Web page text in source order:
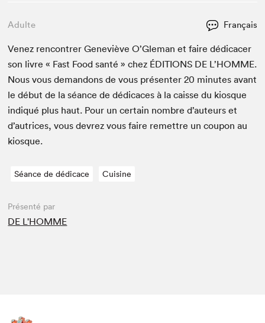
Adulte Français
Venez ren­con­tr­er Geneviève O’Gle­man et faire dédi­cac­er
son livre « Fast Food san­té » chez ÉDI­TIONS DE L’HOMME.
Nous vous deman­dons de vous présen­ter20 min­utes avant
le début de la séance de dédi­caces à la caisse du kiosque
indiqué plus haut. Pour un cer­tain nom­bre d’auteurs et
d’autrices, vous devrez vous faire remet­tre un coupon au
kiosque.
Séance de dédicace Cuisine
Présenté par
DE L'HOMME